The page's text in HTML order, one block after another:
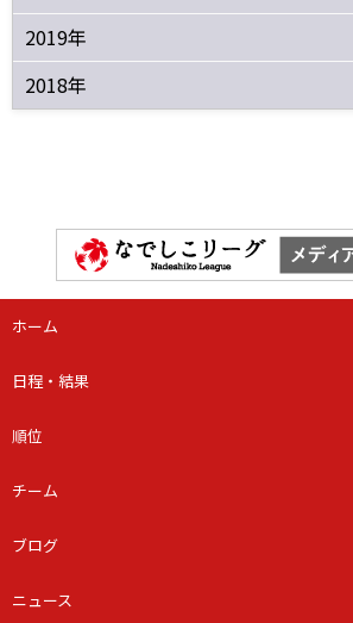
2019年
2018年
ホーム
日程・結果
順位
チーム
ブログ
ニュース